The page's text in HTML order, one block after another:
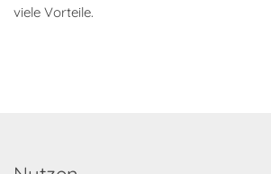
viele Vorteile.